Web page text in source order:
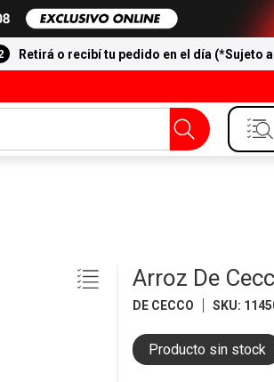
Retirá o recibí tu pedido en el día (*Sujeto
Arroz De
DE CECCO SKU:
Producto sin stock